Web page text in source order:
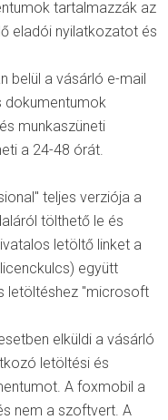
tartalmazzák az
eladói nyilatkozatot és
belül a vásárló e-mail
dokumentumok
munkaszüneti
a 24-48 órát.
teljes verziója a
tölthető le és
letöltő linket a
együtt
letöltéshez "microsoft
elküldi a vásárló
letöltési és
A foxmobil a
nem a szoftvert. A